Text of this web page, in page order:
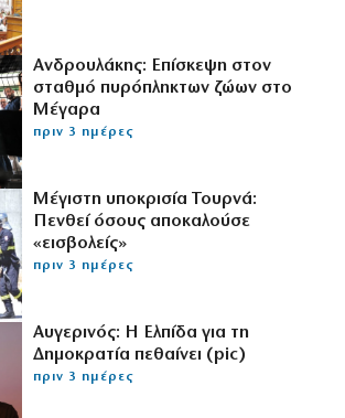
Ανδρουλάκης: Επίσκεψη στον
σταθμό πυρόπληκτων ζώων στο
Μέγαρα
πριν 3 ημέρες
Μέγιστη υποκρισία Τουρνά:
Πενθεί όσους αποκαλούσε
«εισβολείς»
πριν 3 ημέρες
Αυγερινός: Η Ελπίδα για τη
Δημοκρατία πεθαίνει (pic)
πριν 3 ημέρες